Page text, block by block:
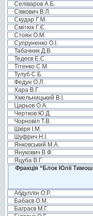
Селіваров А.Б.
Сівкович В.Л.
Скудар Г.М.
Смітюх Г.Є.
Стоян О.М.
Супруненко О.І.
Табачник Д.В.
Тедеєв Е.С.
Тітенко С.М.
Тулуб С.Б.
Федун О.Л.
Хара В.Г.
Хмельницький В.І.
Царьов О.А.
Чертков Ю.Д.
Чорновіл Т.В.
Шкіря І.М.
Шуфрич Н.І.
Янковський М.А.
Янукович В.Ф.
Яцуба В.Г.
Фракція “Блок Юлії
Абдуллін О.Р.
Бабаєв О.М.
Баграєв М.Г.